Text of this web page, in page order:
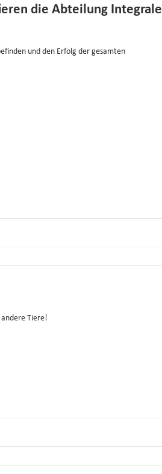
die Abteilung Integrale
und den Erfolg der gesamten
Tiere!